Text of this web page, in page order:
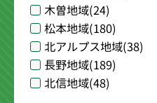
木曽地域(24)
松本地域(180)
北アルプス地域(38)
長野地域(189)
北信地域(48)